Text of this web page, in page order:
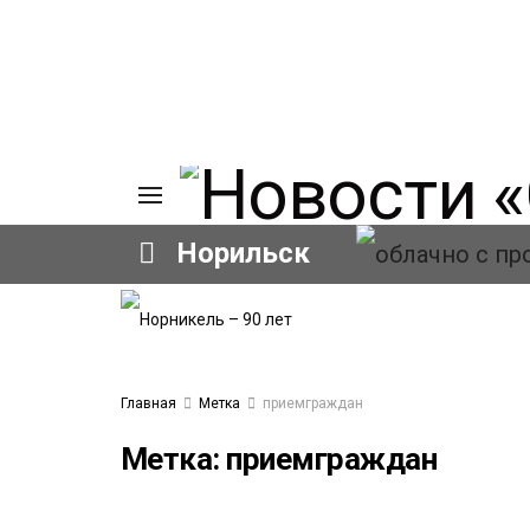
Норильск
Главная Метка приемграждан
Метка: приемграждан